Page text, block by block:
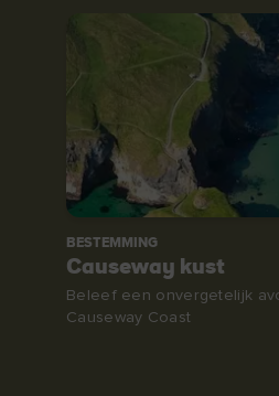
BESTEMMING
Causeway kust
Beleef een onvergetelijk
Causeway Coast